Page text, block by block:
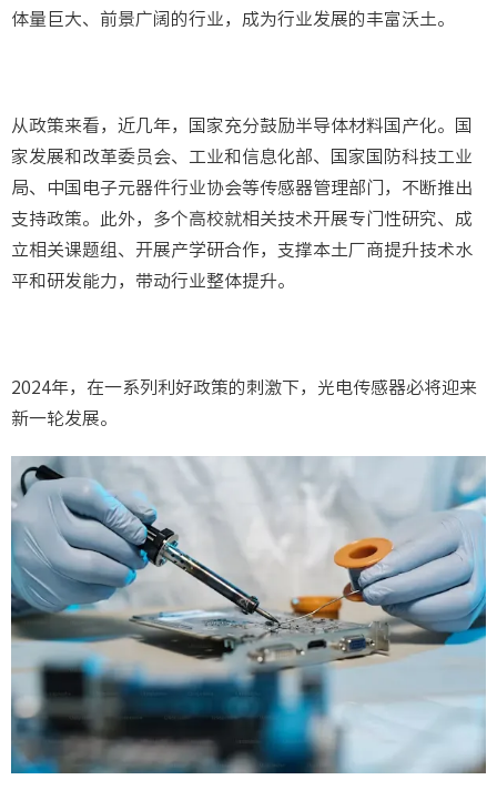
体量巨大、前景广阔的行业，成为行业发展的丰富沃土。
从政策来看，近几年，国家充分鼓励半导体材料国产化。国
家发展和改革委员会、工业和信息化部、国家国防科技工业
局、中国电子元器件行业协会等传感器管理部门，不断推出
支持政策。此外，多个高校就相关技术开展专门性研究、成
立相关课题组、开展产学研合作，支撑本土厂商提升技术水
平和研发能力，带动行业整体提升。
2024年，在一系列利好政策的刺激下，光电传感器必将迎来
新一轮发展。